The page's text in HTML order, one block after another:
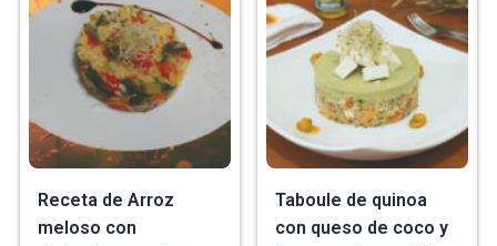
Receta de Arroz
meloso con
Taboule de quinoa
con queso de coco y